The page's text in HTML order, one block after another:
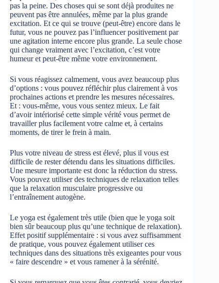
pas la peine. Des choses qui se sont déjà produites ne
peuvent pas être annulées, même par la plus grande
excitation. Et ce qui se trouve (peut-être) encore dans le
futur, vous ne pouvez pas l’influencer positivement par
une agitation interne encore plus grande. La seule chose
qui change vraiment avec l’excitation, c’est votre
humeur et peut-être même votre environnement.
Si vous réagissez calmement, vous avez beaucoup plus
d’options : vous pouvez réfléchir plus clairement à vos
prochaines actions et prendre les mesures nécessaires.
Et : vous-même, vous vous sentez mieux. Le fait
d’avoir intériorisé cette simple vérité vous permet de
travailler plus facilement votre calme et, à certains
moments, de tirer le frein à main.
Plus votre niveau de stress est élevé, plus il vous est
difficile de rester détendu dans les situations difficiles.
Une mesure importante est donc la réduction du stress.
Vous pouvez utiliser des techniques de relaxation telles
que la relaxation musculaire progressive ou
l’entraînement autogène.
Le yoga est également très utile (bien que le yoga soit
bien sûr beaucoup plus qu’une technique de relaxation).
Effet positif supplémentaire : si vous avez suffisamment
de pratique, vous pouvez également utiliser ces
techniques dans des situations très exigeantes pour vous
« faire descendre » et vous ramener à la sérénité.